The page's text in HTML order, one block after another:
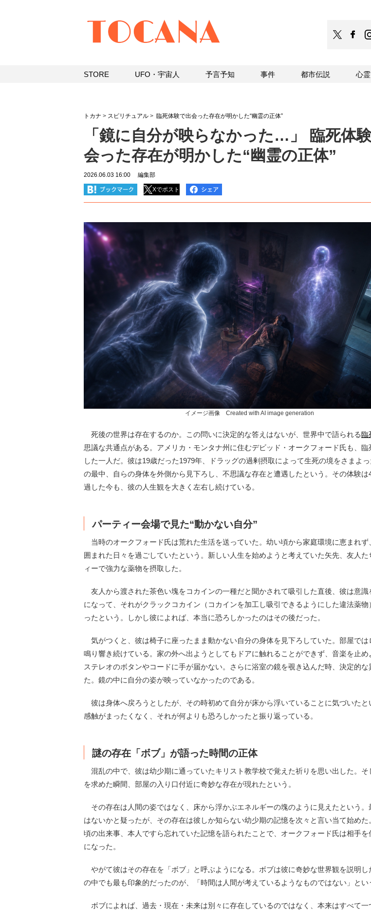
トカナ > スピリチュアル > 臨死体験で出会った存在が明かした“幽霊の正体”
「鏡に自分が映らなかった…」 臨死体
会った存在が明かした“幽霊の正体”
2026.06.03 16:00 編集部
Xでポスト
イメージ画像 Created with AI image generation
死後の世界は存在するのか。この問いに決定的な答えはないが、世界中で語られる臨
思議な共通点がある。アメリカ・モンタナ州に住むデビッド・オークフォード氏も、臨
した一人だ。彼は19歳だった1979年、ドラッグの過剰摂取によって生死の境をさまよ
の最中、自らの身体を外側から見下ろし、不思議な存在と遭遇したという。その体験は
過した今も、彼の人生観を大きく左右し続けている。
パーティー会場で見た“動かない自分”
当時のオークフォード氏は荒れた生活を送っていた。幼い頃から家庭環境に恵まれず
囲まれた日々を過ごしていたという。新しい人生を始めようと考えていた矢先、友人た
ィーで強力な薬物を摂取した。
友人から渡された茶色い塊をコカインの一種だと聞かされて吸引した直後、彼は意識
になって、それがクラックコカイン（コカインを加工し吸引できるようにした違法薬物
ったという。しかし彼によれば、本当に恐ろしかったのはその後だった。
気がつくと、彼は椅子に座ったまま動かない自分の身体を見下ろしていた。部屋では
鳴り響き続けている。家の外へ出ようとしてもドアに触れることができず、音楽を止め
ステレオのボタンやコードに手が届かない。さらに浴室の鏡を覗き込んだ時、決定的な
た。鏡の中に自分の姿が映っていなかったのである。
彼は身体へ戻ろうとしたが、その時初めて自分が床から浮いていることに気づいたと
感触がまったくなく、それが何よりも恐ろしかったと振り返っている。
謎の存在「ボブ」が語った時間の正体
混乱の中で、彼は幼少期に通っていたキリスト教学校で覚えた祈りを思い出した。そ
を求めた瞬間、部屋の入り口付近に奇妙な存在が現れたという。
その存在は人間の姿ではなく、床から浮かぶエネルギーの塊のように見えたという。
はないかと疑ったが、その存在は彼しか知らない幼少期の記憶を次々と言い当て始めた
頃の出来事、本人ですら忘れていた記憶を語られたことで、オークフォード氏は相手を
になった。
やがて彼はその存在を「ボブ」と呼ぶようになる。ボブは彼に奇妙な世界観を説明し
の中でも最も印象的だったのが、「時間は人間が考えているようなものではない」とい
ボブによれば、過去・現在・未来は別々に存在しているのではなく、本来はすべて一
STORE UFO・宇宙人 予言予知 事件 都市伝説 心霊